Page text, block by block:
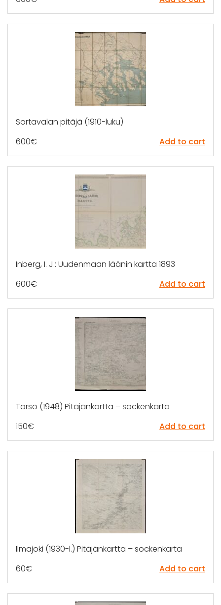
Sortavalan pitäjä (1910-luku)
600€ Add to cart
Inberg, I. J.: Uudenmaan läänin kartta 1893
600€ Add to cart
Torsö (1948) Pitäjänkartta – sockenkarta
150€ Add to cart
Ilmajoki (1930-l.) Pitäjänkartta – sockenkarta
60€ Add to cart